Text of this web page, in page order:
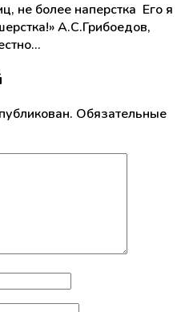
не более наперстка Его я
А.С.Грибоедов,
Обязательные